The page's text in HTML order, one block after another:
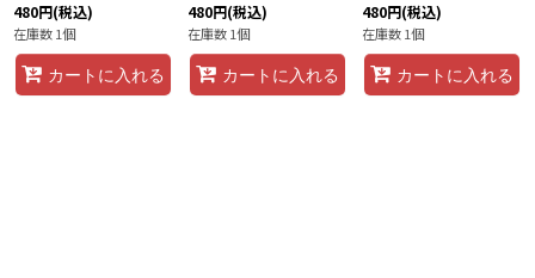
480円(税込)
在庫数 1個
カートに入れる
480円(税込)
在庫数 1個
カートに入れる
480円(税込)
在庫数 1個
カートに入れる